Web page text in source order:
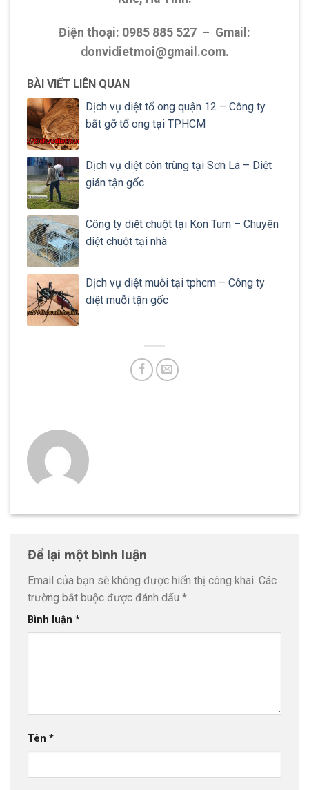
Điện thoại: 0985 885 527 – Gmail:
donvidietmoi@gmail.com.
BÀI VIẾT LIÊN QUAN
Dịch vụ diệt tổ ong quận 12 – Công ty
bắt gỡ tổ ong tại TPHCM
Dịch vụ diệt côn trùng tại Sơn La – Diệt
gián tận gốc
Công ty diệt chuột tại Kon Tum – Chuyên
diệt chuột tại nhà
Dịch vụ diệt muỗi tại tphcm – Công ty
diệt muỗi tận gốc
Để lại một bình luận
Email của bạn sẽ không được hiển thị công khai. Các
trường bắt buộc được đánh dấu *
Bình luận *
Tên *